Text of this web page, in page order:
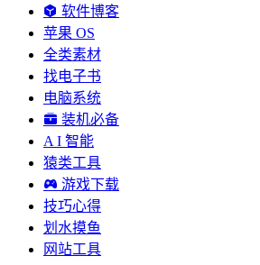
软件博客
苹果 OS
全类素材
找电子书
电脑系统
装机必备
A I 智能
猿类工具
游戏下载
技巧心得
划水摸鱼
网站工具